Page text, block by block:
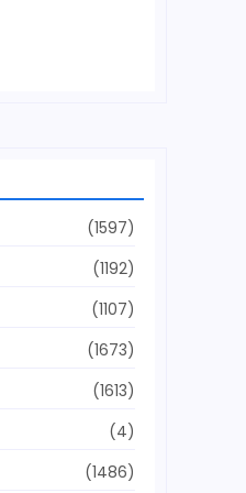
(1597)
(1192)
(1107)
(1673)
(1613)
(4)
(1486)